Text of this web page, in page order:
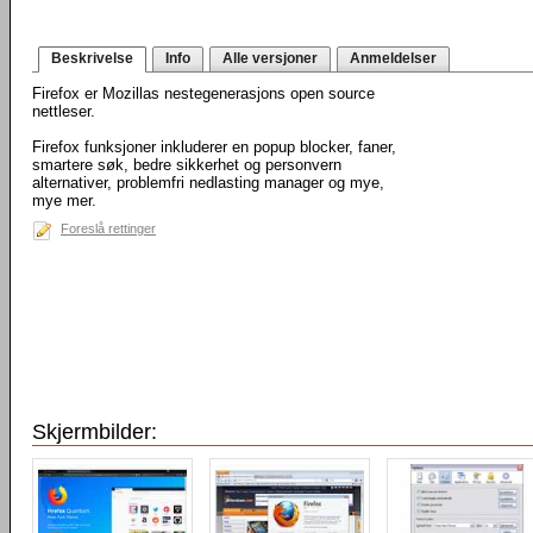
Beskrivelse Info Alle versjoner Anmeldelser
Firefox er Mozillas nestegenerasjons open source
nettleser.
Firefox funksjoner inkluderer en popup blocker, faner,
smartere søk, bedre sikkerhet og personvern
alternativer, problemfri nedlasting manager og mye,
mye mer.
Foreslå rettinger
Skjermbilder: